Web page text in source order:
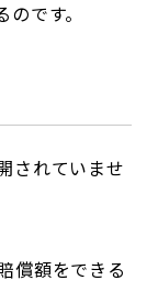
です。
されていませ
償額をできる